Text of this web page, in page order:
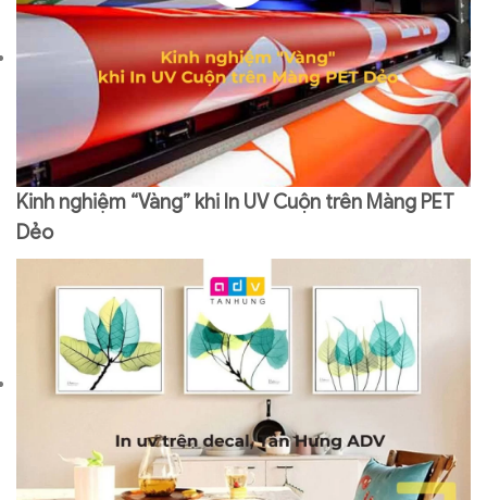
Kinh nghiệm “Vàng” khi In UV Cuộn trên Màng PET
Dẻo